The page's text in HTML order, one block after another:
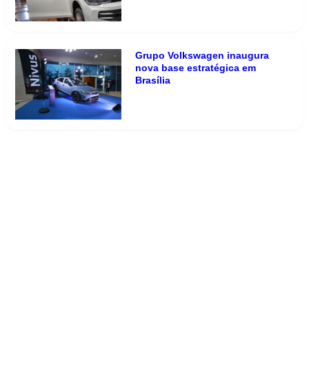
Grupo Volkswagen inaugura
nova base estratégica em
Brasília